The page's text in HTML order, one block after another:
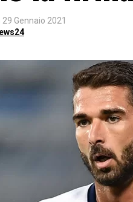
29 Gennaio 2021